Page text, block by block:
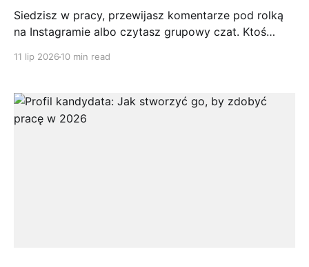
Siedzisz w pracy, przewijasz komentarze pod rolką
na Instagramie albo czytasz grupowy czat. Ktoś
bilet na daleki wyjazd, a pod postem pojawia się
wypowiedzi, ale nie masz pewności, czy to
komplement, przytyk, czy po prostu internetowy
11 lip 2026 10 min read